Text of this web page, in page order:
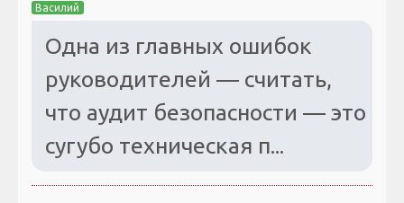
Василий
Одна из главных ошибок
руководителей — считать,
что аудит безопасности — это
сугубо техническая п...